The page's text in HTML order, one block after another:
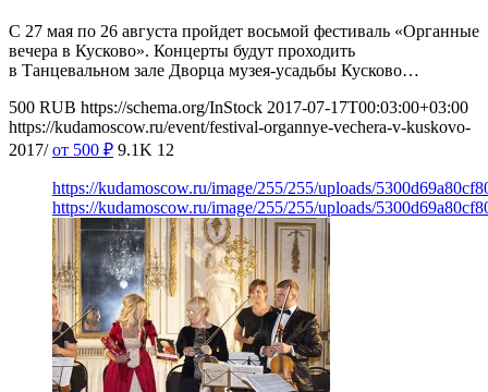
С 27 мая по 26 августа пройдет восьмой фестиваль «Органные
вечера в Кусково». Концерты будут проходить
в Танцевальном зале Дворца музея-усадьбы Кусково…
500 RUB https://schema.org/InStock 2017-07-17T00:03:00+03:00
https://kudamoscow.ru/event/festival-organnye-vechera-v-kuskovo-
2017/ от 500 ₽ 9.1K 12
https://kudamoscow.ru/image/255/255/uploads/
https://kudamoscow.ru/image/255/255/uploads/